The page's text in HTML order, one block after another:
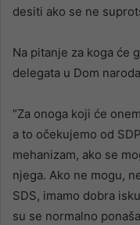
desiti ako se ne
Na pitanje za koga će
delegata u Dom
“Za onoga koji će
a to očekujemo od
mehanizam, ako se
njega. Ako ne mogu,
SDS, imamo dobra
su se normalno